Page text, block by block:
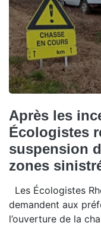
Après les
Écologistes
suspension
zones
Les Écologistes
demandent aux
l’ouverture de la